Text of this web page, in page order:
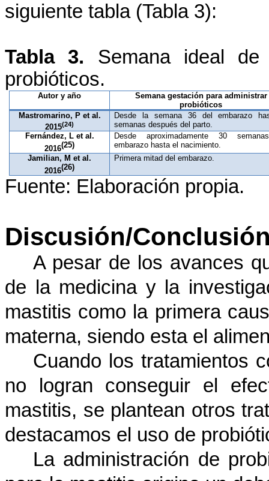
siguiente tabla (Tabla 3):
Tabla 3. Semana ideal de
probióticos.
Autor y año
Semana gestación para administrar
probióticos
Mastromarino, P et al.
2015(24)
Desde la semana 36 del embarazo
semanas después del parto.
Fernández, L et al.
2016(25)
Desde aproximadamente 30
embarazo hasta el nacimiento.
Jamilian, M et al.
2016(26)
Primera mitad del embarazo.
Fuente: Elaboración propia.
Discusión/
A pesar de los avances
de la medicina y la
mastitis como la primera
materna, siendo esta el
Cuando los tratamientos
no logran conseguir el
mastitis, se plantean otros
destacamos el uso de
La administración de